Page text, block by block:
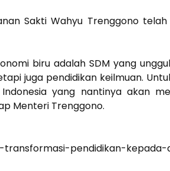
Sakti Wahyu Trenggono
biru adalah SDM yang
juga pendidikan keilmuan.
yang nantinya akan
Menteri Trenggono.
pendidikan-kepada-